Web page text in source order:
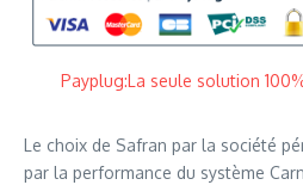
Payplug:La seule solution
Le choix de Safran par la société
par la performance du système